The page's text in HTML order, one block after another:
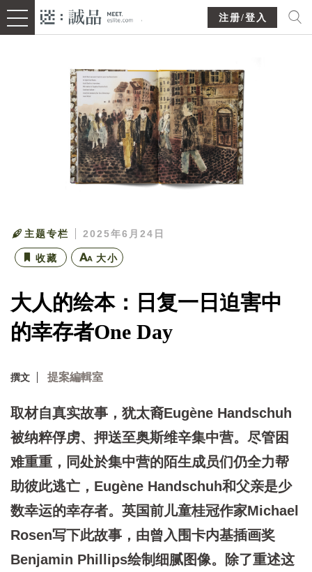
注册/登入
主题专栏 2025年6月24日
收藏 大小
大人的绘本：日复一日迫害中
的幸存者One Day
撰文 提案編輯室
取材自真实故事，犹太裔Eugène Handschuh
被纳粹俘虏、押送至奥斯维辛集中营。尽管困
难重重，同处於集中营的陌生成员们仍全力帮
助彼此逃亡，Eugène Handschuh和父亲是少
数幸运的幸存者。英国前儿童桂冠作家Michael
Rosen写下此故事，由曾入围卡内基插画奖
Benjamin Phillips绘制细腻图像。除了重述这